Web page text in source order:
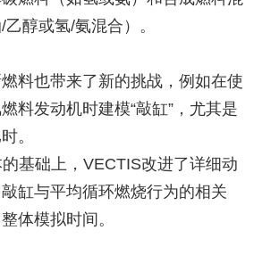
醇或氢/氨混合）。
料也带来了新的挑战，例如在使
料发动机时建模“敲缸”，尤其是
。
基础上，VECTIS改进了详细动
缸与平均循环燃烧行为的相关
体模拟时间。